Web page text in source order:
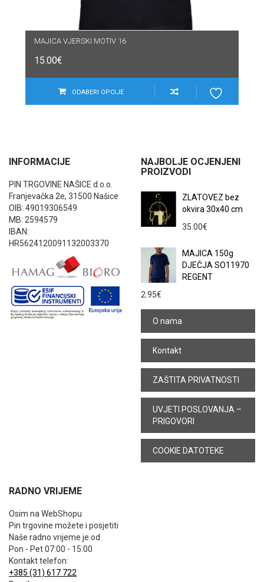
MAJICA VJERSKI MOTIV 16
15.00€
ODABERI OPCIJE
INFORMACIJE
PIN TRGOVINE NAŠICE d.o.o.
Franjevačka 2e, 31500 Našice
OIB: 49019306549
MB: 2594579
IBAN:
HR5624120091132003370
NAJBOLJE OCJENJENI
PROIZVODI
ZLATOVEZ bez
okvira 30x40 cm
35.00€
MAJICA 150g
DJEČJA SO11970
REGENT
2.95€
O nama
Kontakt
ZAŠTITA PRIVATNOSTI
UVJETI POSLOVANJA –
PRIGOVORI
COOKIE DATOTEKE
RADNO VRIJEME
Osim na WebShopu
Pin trgovine možete i posjetiti
Naše radno vrijeme je od
Pon - Pet 07:00 - 15:00
Kontakt telefon:
+385 (31) 617 722